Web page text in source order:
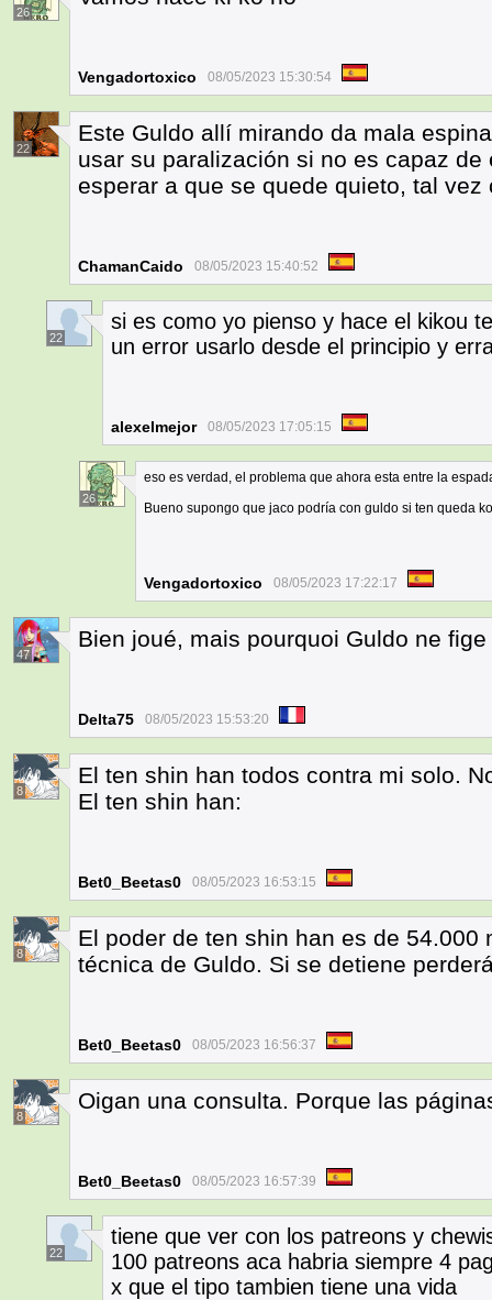
26
Vengadortoxico 08/05/2023 15:30:54
22
Este Guldo allí mirando da mala
usar su paralización si no es capaz
esperar a que se quede quieto, tal
ChamanCaido 08/05/2023 15:40:52
22
si es como yo pienso y hace el kikou
un error usarlo desde el principio y
alexelmejor 08/05/2023 17:05:15
26
eso es verdad, el problema que ahora esta entre la
Bueno supongo que jaco podría con guldo si ten queda ko
Vengadortoxico 08/05/2023 17:22:17
47
Bien joué, mais pourquoi Guldo ne
Delta75 08/05/2023 15:53:20
8
El ten shin han todos contra mi solo.
El ten shin han:
Bet0_Beetas0 08/05/2023 16:53:15
8
El poder de ten shin han es de
técnica de Guldo. Si se detiene
Bet0_Beetas0 08/05/2023 16:56:37
8
Oigan una consulta. Porque las
Bet0_Beetas0 08/05/2023 16:57:39
22
tiene que ver con los patreons y
100 patreons aca habria siempre 4
x que el tipo tambien tiene una vida